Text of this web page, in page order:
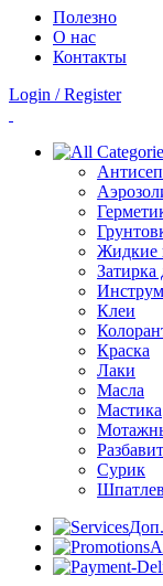
Полезно
О нас
Контакты
Login / Register
Жидкие
Затирка
Клеи
Краска
Лаки
Масла
Мастика
Сурик